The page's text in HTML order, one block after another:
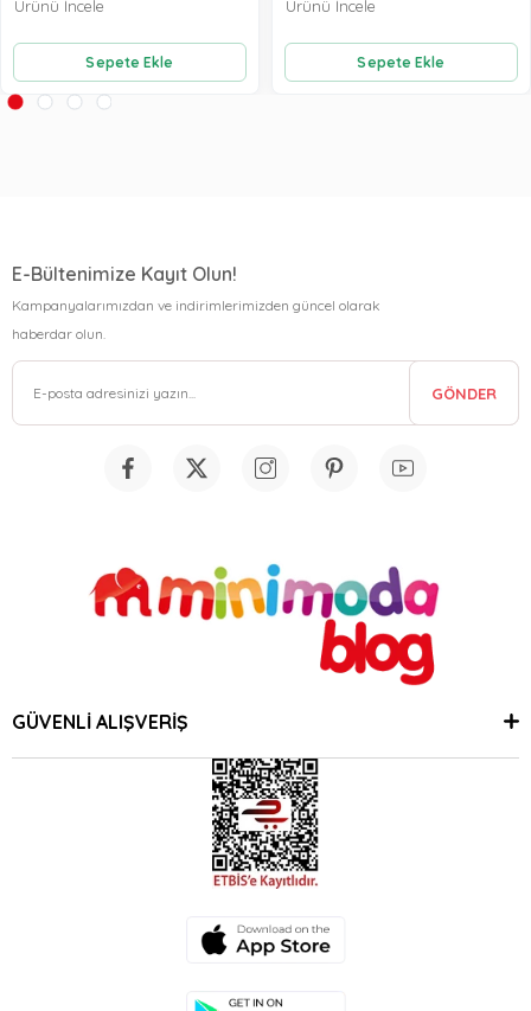
Sepete Ekle
Ürünü İncele
Sepete Ekle
Ürünü İncele
E-Bültenimize Kayıt Olun!
Kampanyalarımızdan ve indirimlerimizden güncel olarak
haberdar olun.
GÖNDER
GÜVENLİ ALIŞVERİŞ